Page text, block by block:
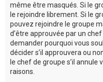
même être masqués. Si le
le rejoindre librement. Si le
pouvez rejoindre le groupe
d’être approuvée par un
demander pourquoi vous
décider s’il approuvera ou
le chef de groupe s’il
raisons.